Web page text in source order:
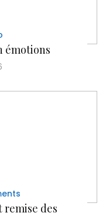
émotions
remise des